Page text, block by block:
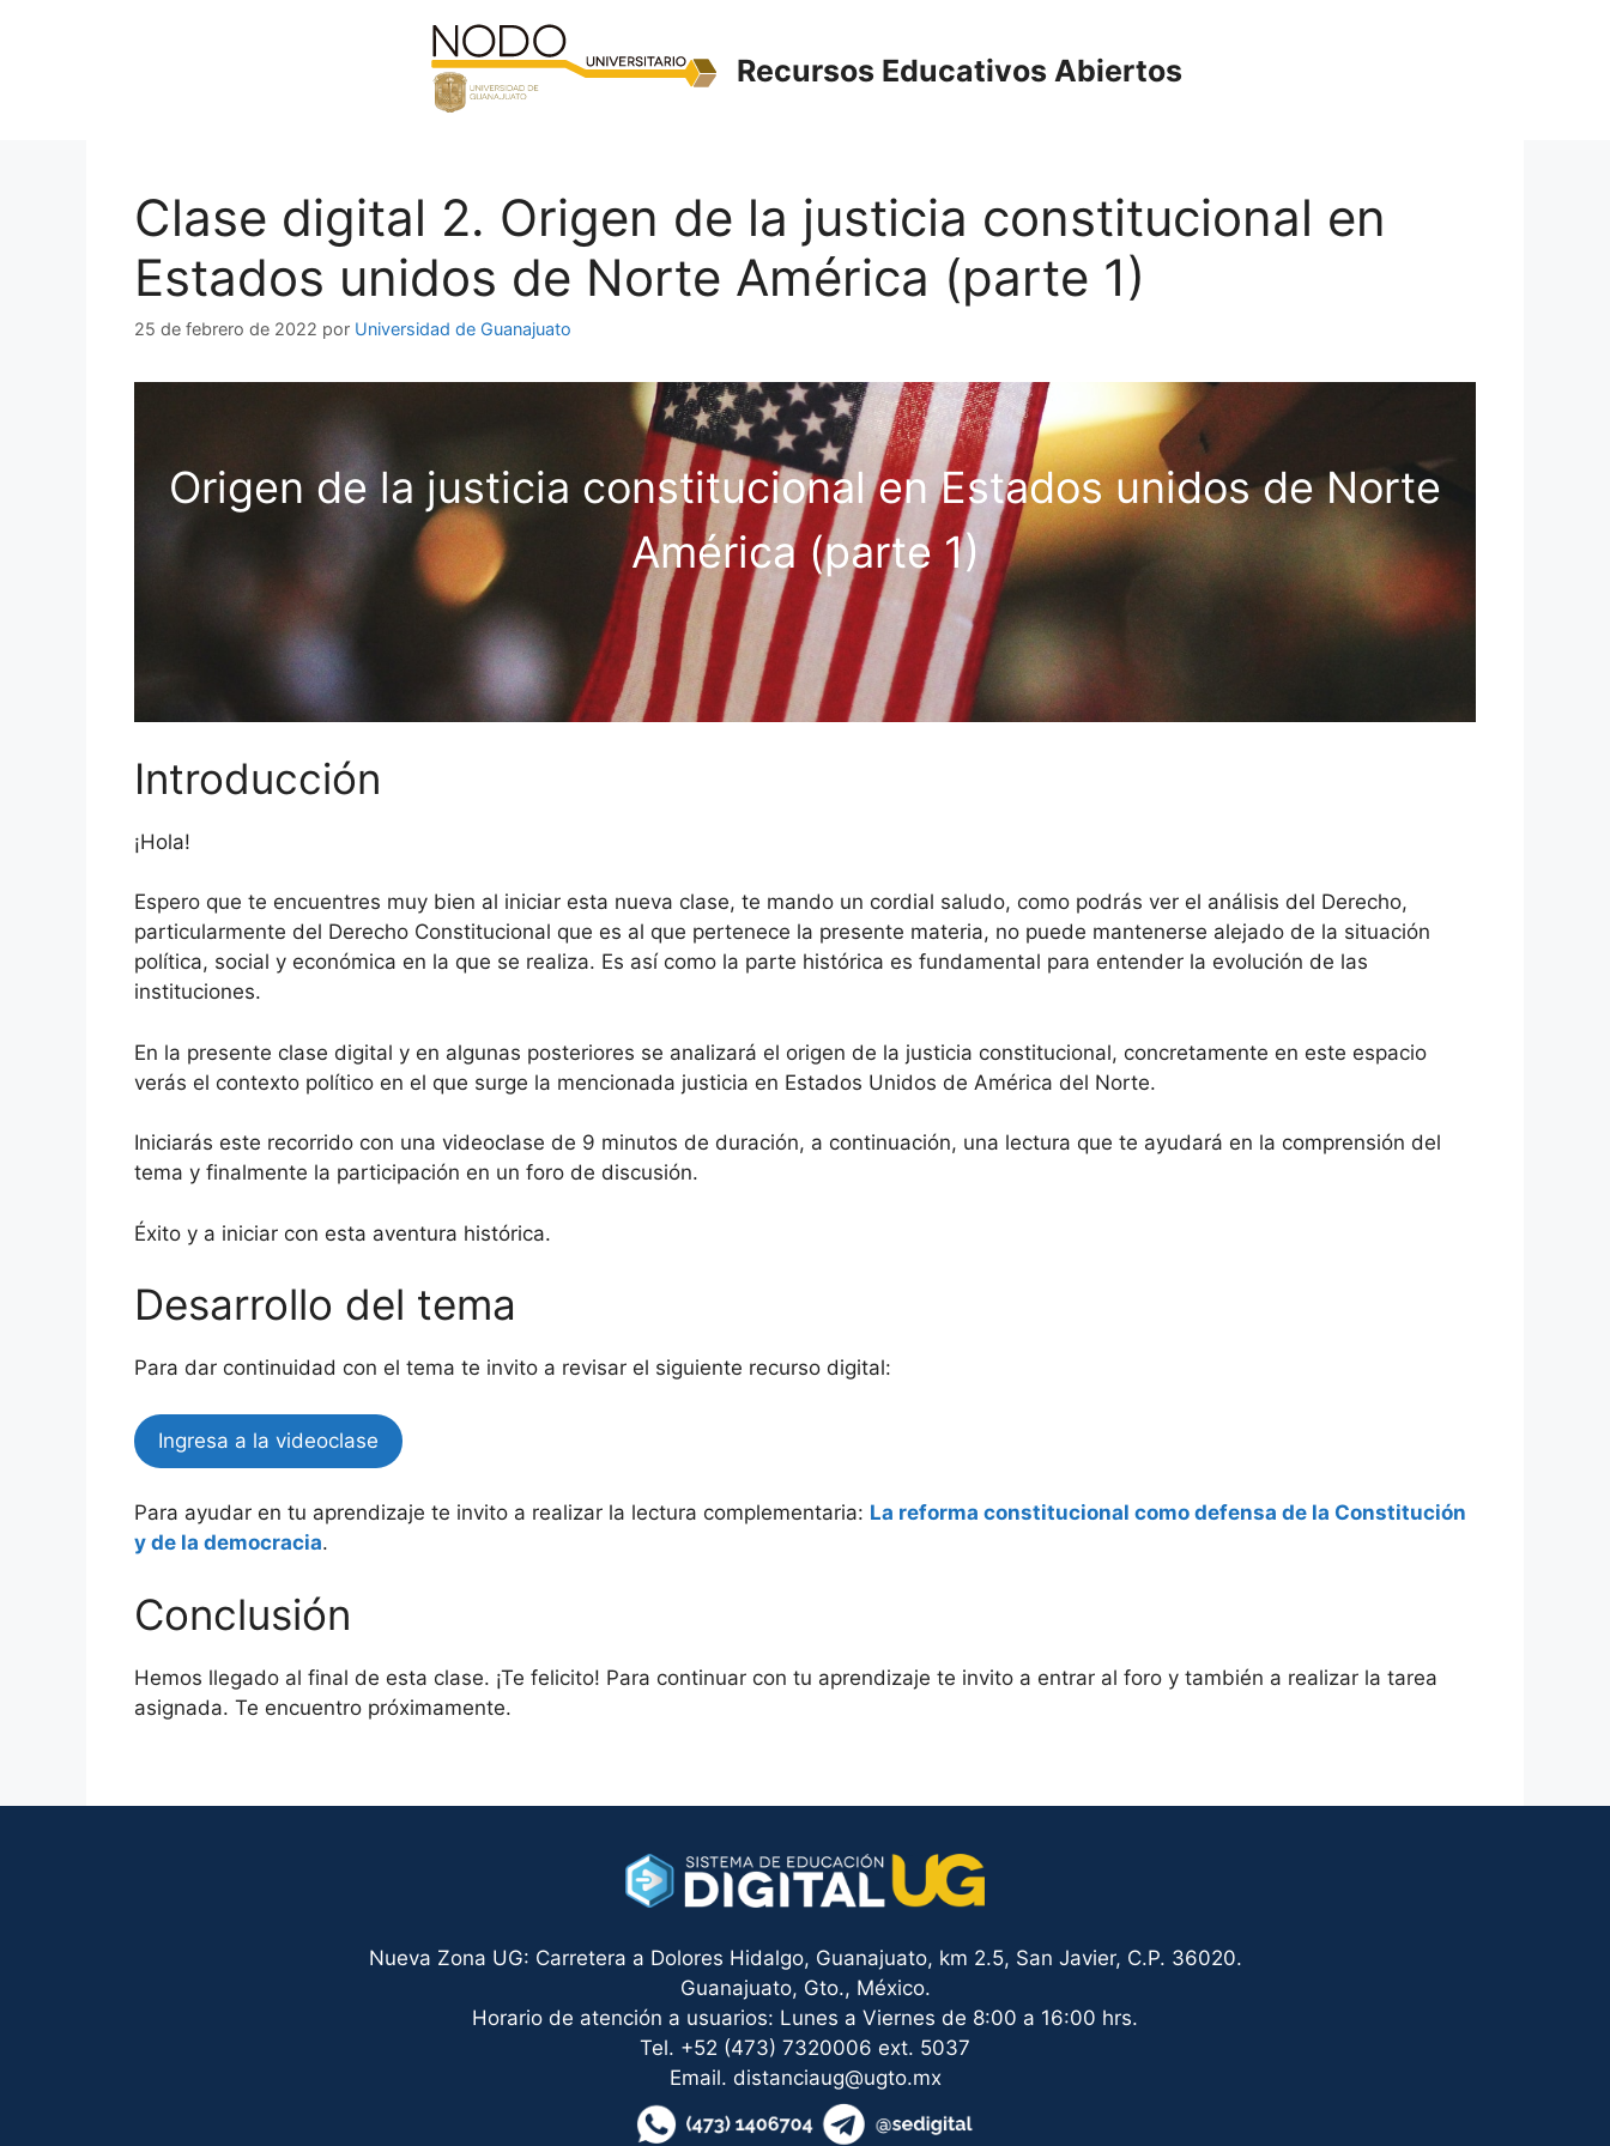
Recursos Educativos Abiertos
Clase digital 2. Origen de la justicia constitucional en
Estados unidos de Norte América (parte 1)
25 de febrero de 2022 por Universidad de Guanajuato
Origen de la justicia constitucional en Estados unidos de Norte
América (parte 1)
Introducción
¡Hola!
Espero que te encuentres muy bien al iniciar esta nueva clase, te mando un cordial saludo, como podrás ver el análisis del Derecho,
particularmente del Derecho Constitucional que es al que pertenece la presente materia, no puede mantenerse alejado de la situación
política, social y económica en la que se realiza. Es así como la parte histórica es fundamental para entender la evolución de las
instituciones.
En la presente clase digital y en algunas posteriores se analizará el origen de la justicia constitucional, concretamente en este espacio
verás el contexto político en el que surge la mencionada justicia en Estados Unidos de América del Norte.
Iniciarás este recorrido con una videoclase de 9 minutos de duración, a continuación, una lectura que te ayudará en la comprensión del
tema y finalmente la participación en un foro de discusión.
Éxito y a iniciar con esta aventura histórica.
Desarrollo del tema
Para dar continuidad con el tema te invito a revisar el siguiente recurso digital:
Ingresa a la videoclase
Para ayudar en tu aprendizaje te invito a realizar la lectura complementaria: La reforma constitucional como defensa de la Constitución
y de la democracia.
Conclusión
Hemos llegado al final de esta clase. ¡Te felicito! Para continuar con tu aprendizaje te invito a entrar al foro y también a realizar la tarea
asignada. Te encuentro próximamente.
Nueva Zona UG: Carretera a Dolores Hidalgo, Guanajuato, km 2.5, San Javier, C.P. 36020.
Guanajuato, Gto., México.
Horario de atención a usuarios: Lunes a Viernes de 8:00 a 16:00 hrs.
Tel. +52 (473) 7320006 ext. 5037
Email. distanciaug@ugto.mx